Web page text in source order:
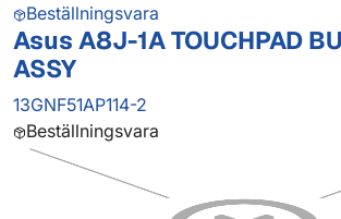
Beställningsvara
Asus A8J-1A TOUCHPAD
ASSY
13GNF51AP114-2
Beställningsvara